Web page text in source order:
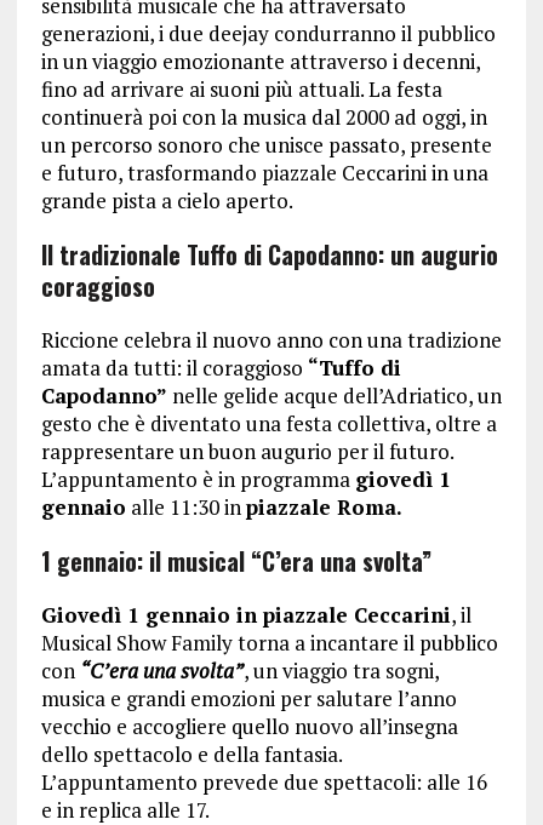
generazioni, i due deejay condurranno il pubblico
in un viaggio emozionante attraverso i decenni,
fino ad arrivare ai suoni più attuali. La festa
continuerà poi con la musica dal 2000 ad oggi, in
un percorso sonoro che unisce passato, presente
e futuro, trasformando piazzale Ceccarini in una
grande pista a cielo aperto.
Il tradizionale Tuffo di Capodanno: un augurio
coraggioso
Riccione celebra il nuovo anno con una tradizione
amata da tutti: il coraggioso “Tuffo di
Capodanno” nelle gelide acque dell’Adriatico, un
gesto che è diventato una festa collettiva, oltre a
rappresentare un buon augurio per il futuro.
L’appuntamento è in programma giovedì 1
gennaio alle 11:30 in piazzale Roma.
1 gennaio: il musical “C’era una svolta”
Giovedì 1 gennaio in piazzale Ceccarini, il
Musical Show Family torna a incantare il pubblico
con “C’era una svolta”, un viaggio tra sogni,
musica e grandi emozioni per salutare l’anno
vecchio e accogliere quello nuovo all’insegna
dello spettacolo e della fantasia.
L’appuntamento prevede due spettacoli: alle 16
e in replica alle 17.